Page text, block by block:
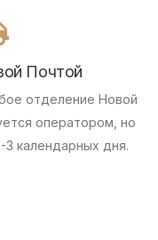
Почтой
отделение Новой
оператором, но
календарных дня.